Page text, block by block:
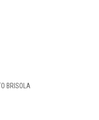
BRISOLA